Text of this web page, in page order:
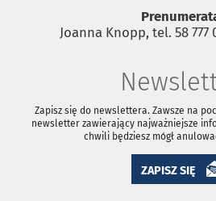
Joanna Knopp, tel. 58 777
Zapisz się do newslettera. Zawsze na
newsletter zawierający najważniejsze
chwili będziesz mógł
ZAPISZ SIĘ